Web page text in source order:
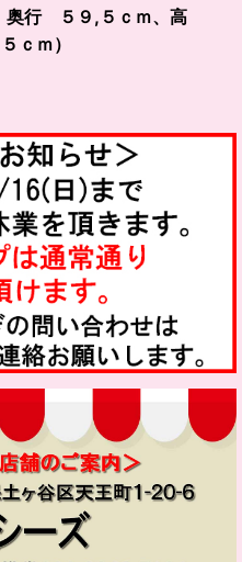
行 ５９,５ｃｍ、高
ｃｍ）